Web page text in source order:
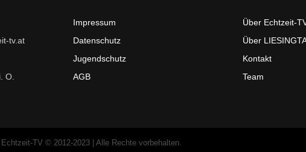
tv.at
O.
Impressum
Datenschutz
Jugendschutz
AGB
Über Echtzeit-
Über
Kontakt
Team
Echtzeit-TV © 2012-2023 | Alle Rechte vorbehalten.